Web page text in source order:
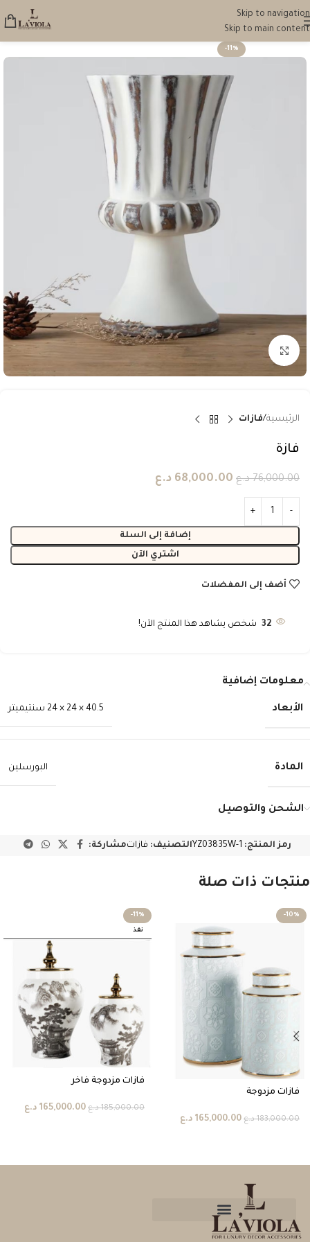
Skip to navigation
Skip to main content
-11%
انقر للتكبير
الرئيسية فازات
فازة
76,000.00 د.ع 68,000.00 د.ع
إضافة إلى السلة
اشتري الآن
أضف إلى المفضلات
32 شخص يشاهد هذا المنتج الآن!
معلومات إضافية
الأبعاد 40.5 × 24 × 24 سنتيميتر
المادة البورسلين
الشحن والتوصيل
رمز المنتج: YZ03835W-1التصنيف: فازاتمشاركة:
منتجات ذات صلة
-10%
فازات مزدوجة
183,000.00 د.ع 165,000.00 د.ع
-11%
نفذ
فازات مزدوجة فاخر
185,000.00 د.ع 165,000.00 د.ع